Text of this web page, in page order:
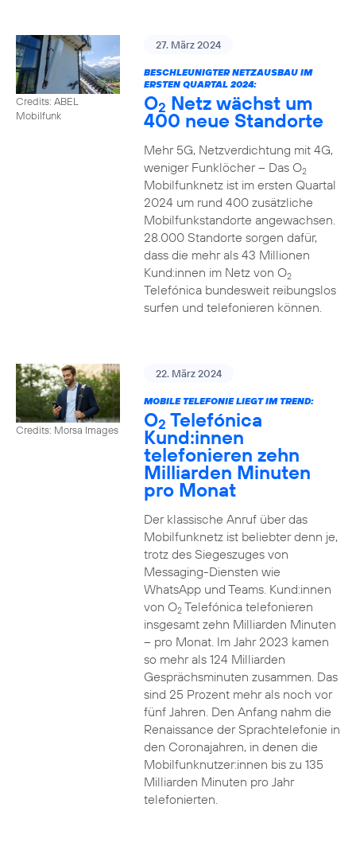
Credits: ABEL
Mobilfunk
27. März 2024
BESCHLEUNIGTER NETZAUSBAU IM
ERSTEN QUARTAL 2024:
O2 Netz wächst um
400 neue Standorte
Mehr 5G, Netzverdichtung mit 4G,
weniger Funklöcher – Das O2
Mobilfunknetz ist im ersten Quartal
2024 um rund 400 zusätzliche
Mobilfunkstandorte angewachsen.
28.000 Standorte sorgen dafür,
dass die mehr als 43 Millionen
Kund:innen im Netz von O2
Telefónica bundesweit reibungslos
surfen und telefonieren können.
Credits: Morsa Images
22. März 2024
MOBILE TELEFONIE LIEGT IM TREND:
O2 Telefónica
Kund:innen
telefonieren zehn
Milliarden Minuten
pro Monat
Der klassische Anruf über das
Mobilfunknetz ist beliebter denn je,
trotz des Siegeszuges von
Messaging-Diensten wie
WhatsApp und Teams. Kund:innen
von O2Telefónica telefonieren
insgesamt zehn Milliarden Minuten
– pro Monat. Im Jahr 2023 kamen
so mehr als 124 Milliarden
Gesprächsminuten zusammen. Das
sind 25 Prozent mehr als noch vor
fünf Jahren. Den Anfang nahm die
Renaissance der Sprachtelefonie in
den Coronajahren, in denen die
Mobilfunknutzer:innen bis zu 135
Milliarden Minuten pro Jahr
telefonierten.